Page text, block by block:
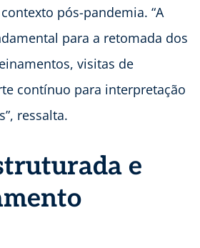
pós-pandemia. “A
para a retomada dos
visitas de
contínuo para interpretação
ressalta.
e